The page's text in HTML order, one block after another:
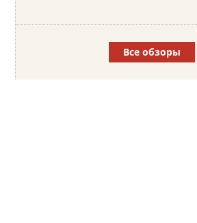
Все обзоры